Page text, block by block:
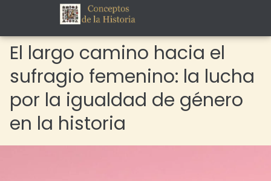
El largo camino hacia el
sufragio femenino: la lucha
por la igualdad de género
en la historia